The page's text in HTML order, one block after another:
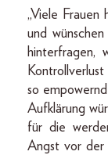
„Viele
und
hinterfragen,
so
Aufklärung
für die
Angst vor der